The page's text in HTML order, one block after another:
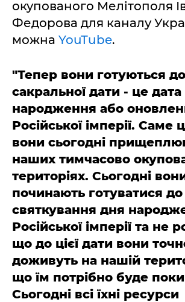
окупованого Мелітополя
Федорова для каналу
можна YouTube.
"Тепер вони готуються
сакральної дати - це
народження або
Російської імперії. Саме
вони сьогодні
наших тимчасово
територіях. Сьогодні
починають готуватися до
святкування дня
Російської імперії та не
що до цієї дати вони
доживуть на нашій
що їм потрібно буде
Сьогодні всі їхні ресурси